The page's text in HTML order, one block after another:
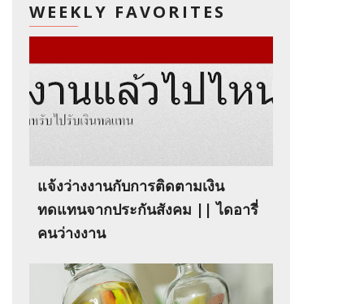
WEEKLY FAVORITES
แจ้งว่างงานกับการติดตามเงิน
ทดแทนจากประกันสังคม || ไดอารี่
คนว่างงาน